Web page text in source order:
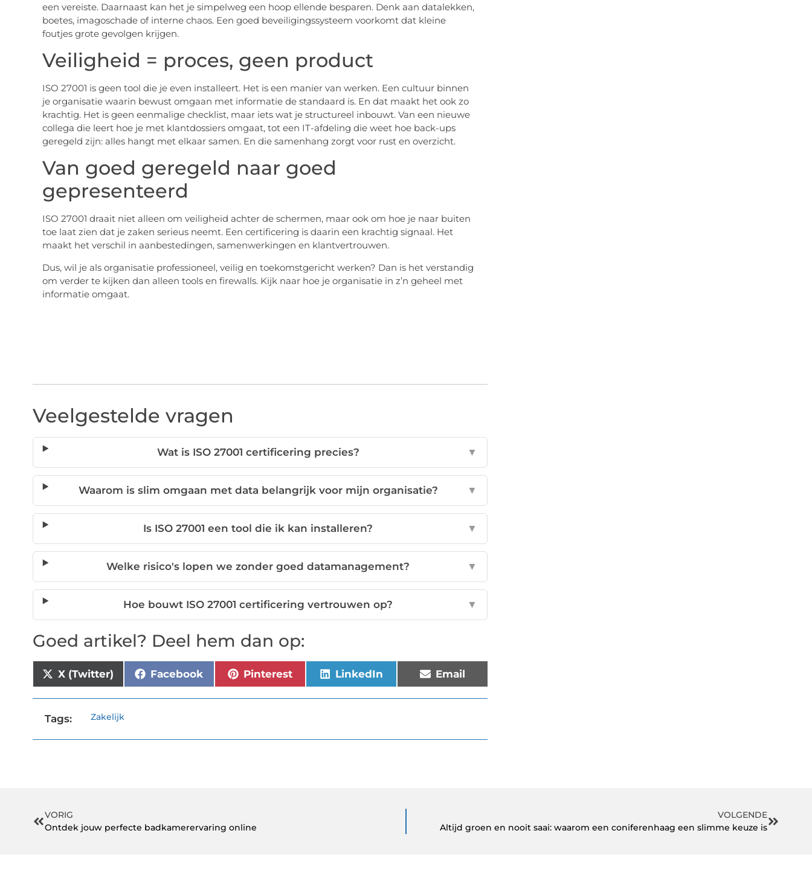
een vereiste. Daarnaast kan het je simpelweg een hoop ellende besparen. Denk aan datalekken,
boetes, imagoschade of interne chaos. Een goed beveiligingssysteem voorkomt dat kleine
foutjes grote gevolgen krijgen.
Veiligheid = proces, geen product
ISO 27001 is geen tool die je even installeert. Het is een manier van werken. Een cultuur binnen
je organisatie waarin bewust omgaan met informatie de standaard is. En dat maakt het ook zo
krachtig. Het is geen eenmalige checklist, maar iets wat je structureel inbouwt. Van een nieuwe
collega die leert hoe je met klantdossiers omgaat, tot een IT-afdeling die weet hoe back-ups
geregeld zijn: alles hangt met elkaar samen. En die samenhang zorgt voor rust en overzicht.
Van goed geregeld naar goed
gepresenteerd
ISO 27001 draait niet alleen om veiligheid achter de schermen, maar ook om hoe je naar buiten
toe laat zien dat je zaken serieus neemt. Een certificering is daarin een krachtig signaal. Het
maakt het verschil in aanbestedingen, samenwerkingen en klantvertrouwen.
Dus, wil je als organisatie professioneel, veilig en toekomstgericht werken? Dan is het verstandig
om verder te kijken dan alleen tools en firewalls. Kijk naar hoe je organisatie in z’n geheel met
informatie omgaat.
Veelgestelde vragen
Wat is ISO 27001 certificering precies? ▼
Waarom is slim omgaan met data belangrijk voor mijn organisatie? ▼
Is ISO 27001 een tool die ik kan installeren? ▼
Welke risico's lopen we zonder goed datamanagement? ▼
Hoe bouwt ISO 27001 certificering vertrouwen op? ▼
Goed artikel? Deel hem dan op:
X (Twitter) Facebook Pinterest LinkedIn Email
Tags: Zakelijk
VORIG
Ontdek jouw perfecte badkamerervaring online
VOLGENDE
Altijd groen en nooit saai: waarom een coniferenhaag een slimme keuze is